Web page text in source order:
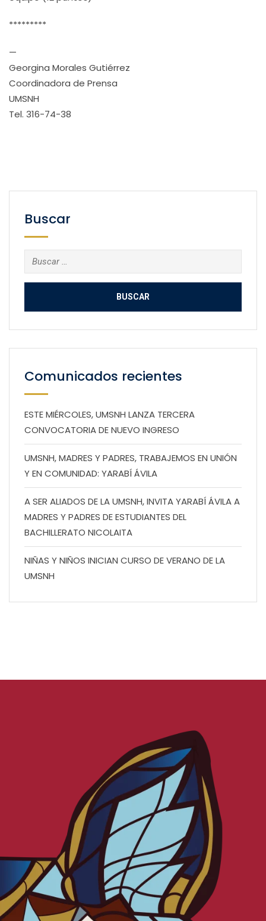
*********
—
Georgina Morales Gutiérrez
Coordinadora de Prensa
UMSNH
Tel. 316-74-38
Buscar
Buscar:
Comunicados recientes
ESTE MIÉRCOLES, UMSNH LANZA TERCERA
CONVOCATORIA DE NUEVO INGRESO
UMSNH, MADRES Y PADRES, TRABAJEMOS EN UNIÓN
Y EN COMUNIDAD: YARABÍ ÁVILA
A SER ALIADOS DE LA UMSNH, INVITA YARABÍ ÁVILA A
MADRES Y PADRES DE ESTUDIANTES DEL
BACHILLERATO NICOLAITA
NIÑAS Y NIÑOS INICIAN CURSO DE VERANO DE LA
UMSNH